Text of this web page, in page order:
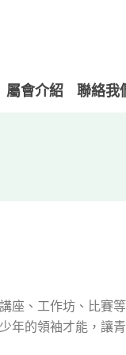
屬會介紹 聯絡我
、工作坊、比賽等
年的領袖才能，讓